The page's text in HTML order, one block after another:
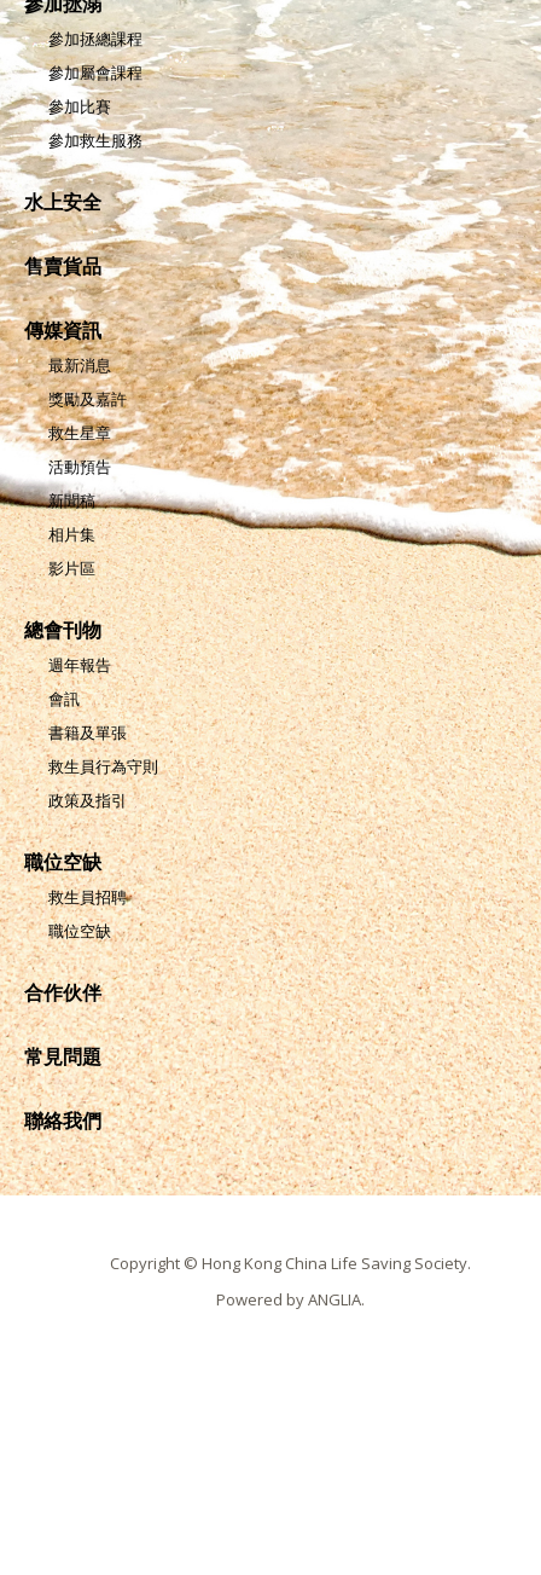
參加拯總課程
參加屬會課程
參加比賽
參加救生服務
水上安全
售賣貨品
傳媒資訊
最新消息
獎勵及嘉許
救生星章
活動預告
新聞稿
相片集
影片區
總會刊物
週年報告
會訊
書籍及單張
救生員行為守則
政策及指引
職位空缺
救生員招聘
職位空缺
合作伙伴
常見問題
聯絡我們
Copyright © Hong Kong China Life Saving Society.
Powered byANGLIA.